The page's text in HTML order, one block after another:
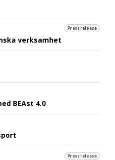
Pressrelease
verksamhet
BEAst 4.0
Pressrelease